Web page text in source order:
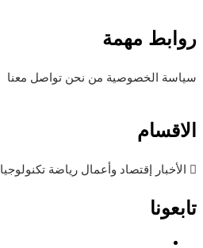
روابط مهمة
سياسة الخصوصية من نحن تواصل معنا
الاقسام
الأخبار إقتصاد وأعمال رياضة تكنولوجيا
تابعونا